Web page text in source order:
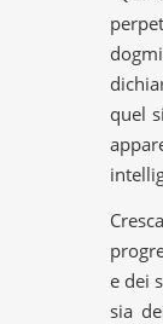
quel
e dei
sia